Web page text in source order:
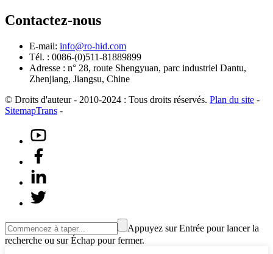
Contactez-nous
E-mail: info@ro-hid.com
Tél. : 0086-(0)511-81889899
Adresse : n° 28, route Shengyuan, parc industriel Dantu,
Zhenjiang, Jiangsu, Chine
© Droits d'auteur - 2010-2024 : Tous droits réservés. Plan du site -
SitemapTrans -
Appuyez sur Entrée pour lancer la
recherche ou sur Échap pour fermer.